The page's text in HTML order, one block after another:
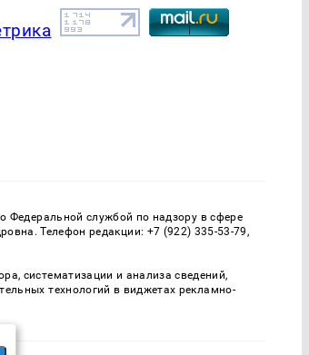
Федеральной службой по надзору в сфере
Телефон редакции: +7 (922) 335-53-79,
систематизации и анализа сведений,
технологий в виджетах рекламно-